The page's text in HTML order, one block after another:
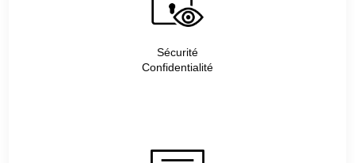
Sécurité
Confidentialité